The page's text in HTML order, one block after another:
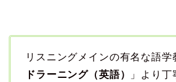
リスニングメインの有名な語学
ドラーニング（英語）
」より